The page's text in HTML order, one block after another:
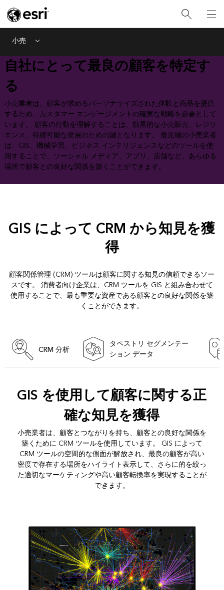
小売 Menu
自社にとって最良の顧客を特定す
る
小売業者は、顧客が求めるパーソナライズされた体験と商品を提供
するため、カスタマー エンゲージメントの確実な戦略を必要として
います。 顧客の行動を理解することは、効果的な小売販売、レジリ
エンス、持続可能な発展のための鍵となります。 最先端の小売業者
は、GIS、機械学習、ビジネス インテリジェンスなどのツールを使
用することで、ソーシャル メディア、アプリ、店舗など、あらゆる
場所で顧客との良好な関係を築くことができます。
GIS によって CRM から知見を獲
得
顧客関係管理 (CRM) ツールは顧客に関する知見の信頼できるソー
スです。 消費者向け企業は、CRM ツールを GIS と組み合わせて
使用することで、最も重要な資産である顧客との良好な関係を築
くことができます。
CRM 分析
タペストリ セグメンテー
ション データ
GIS を使用して顧客に関する正
確な知見を獲得
小売業者は、顧客とつながりを持ち、顧客との良好な関係を
築くために CRM ツールを使用しています。 GIS によって
CRM ツールの空間的な側面が解放され、最良の顧客が高い
密度で存在する場所をハイライト表示して、さらに的を絞っ
た適切なマーケティングや高い顧客転換率を実現することが
できます。